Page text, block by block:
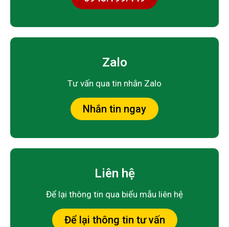
Zalo
Tư vấn qua tin nhắn Zalo
Nhắn tin ngay
Liên hệ
Để lại thông tin qua biểu mẫu liên hệ
Để lại thông tin tư vấn